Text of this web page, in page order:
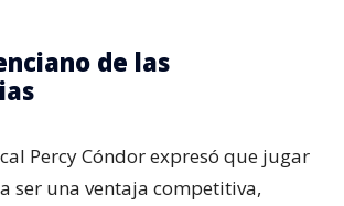
de las
Percy Cóndor expresó que jugar
ser una ventaja competitiva,